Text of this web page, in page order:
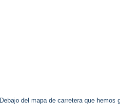
Debajo del mapa de carretera que